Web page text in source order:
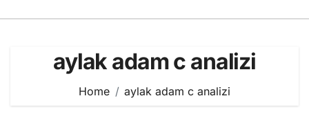
aylak adam c analizi
Home aylak adam c analizi